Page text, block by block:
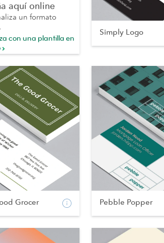
aquí online
un formato
con una plantilla en
Simply Logo
Grocer Pebble Popper